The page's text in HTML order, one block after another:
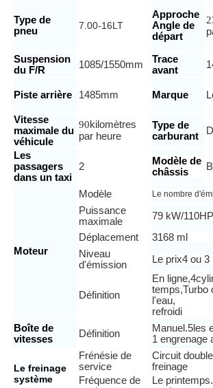
Type de
pneu
7.00-16LT
Approche
Angle de
départ
Suspension
du F/R
1085/1550mm
Trace
avant
Piste arrière 1485mm Marque
Vitesse
maximale du
véhicule
90kilomètres
par heure
Type de
carburant
Les
passagers
dans un taxi
2
Modèle de
châssis
Moteur
Modèle Le nombre
Puissance
maximale
79 kW/110HP
Déplacement
3168 ml
Niveau
d'émission
Le prix4 ou 3
Définition
En ligne,4
temps,Turbo
l'eau,
refroidi
Boîte de
vitesses
Définition Manuel.5les
1 engrenage
Le freinage
système
Frénésie de
service
Circuit double
freinage
Fréquence de
Le